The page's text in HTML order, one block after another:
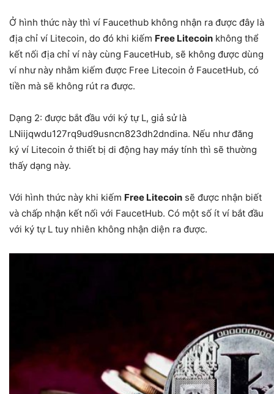
Ở hình thức này thì ví Faucethub không nhận ra được đây là
địa chỉ ví Litecoin, do đó khi kiếm Free Litecoin không thể
kết nối địa chỉ ví này cùng FaucetHub, sẽ không được dùng
ví như này nhằm kiếm được Free Litecoin ở FaucetHub, có
tiền mà sẽ không rút ra được.
Dạng 2: được bắt đầu với ký tự L, giả sử là
LNiijqwdu127rq9ud9usncn823dh2dndina. Nếu như đăng
ký ví Litecoin ở thiết bị di động hay máy tính thì sẽ thường
thấy dạng này.
Với hình thức này khi kiếm Free Litecoin sẽ được nhận biết
và chấp nhận kết nối với FaucetHub. Có một số ít ví bắt đầu
với ký tự L tuy nhiên không nhận diện ra được.